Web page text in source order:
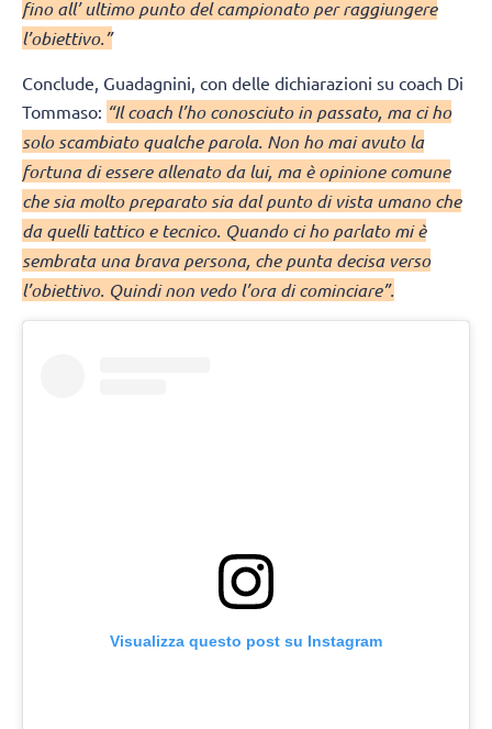
fino all’ ultimo punto del campionato per raggiungere
l’obiettivo.”
Conclude, Guadagnini, con delle dichiarazioni su coach Di
Tommaso: “Il coach l’ho conosciuto in passato, ma ci ho
solo scambiato qualche parola. Non ho mai avuto la
fortuna di essere allenato da lui, ma è opinione comune
che sia molto preparato sia dal punto di vista umano che
da quelli tattico e tecnico. Quando ci ho parlato mi è
sembrata una brava persona, che punta decisa verso
l’obiettivo. Quindi non vedo l’ora di cominciare”.
Visualizza questo post su Instagram